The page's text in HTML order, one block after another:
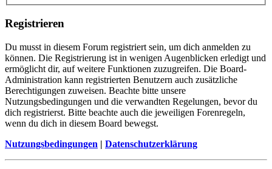
Registrieren
Du musst in diesem Forum registriert sein, um dich anmelden zu
können. Die Registrierung ist in wenigen Augenblicken erledigt und
ermöglicht dir, auf weitere Funktionen zuzugreifen. Die Board-
Administration kann registrierten Benutzern auch zusätzliche
Berechtigungen zuweisen. Beachte bitte unsere
Nutzungsbedingungen und die verwandten Regelungen, bevor du
dich registrierst. Bitte beachte auch die jeweiligen Forenregeln,
wenn du dich in diesem Board bewegst.
Nutzungsbedingungen | Datenschutzerklärung